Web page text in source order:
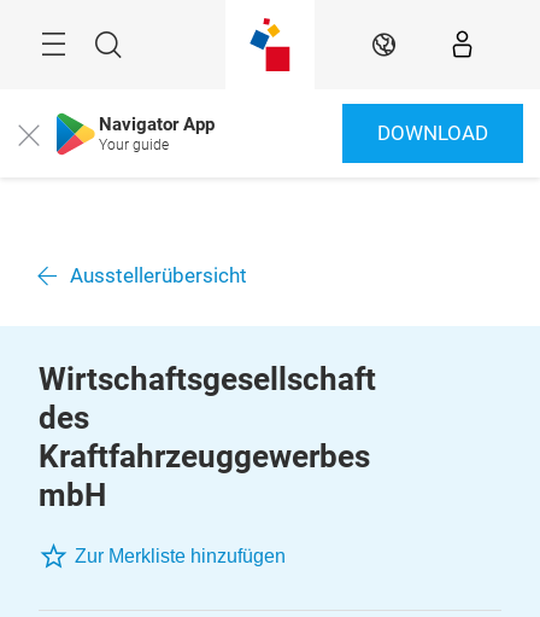
Suche DE
Close Navigator App
Your guide DOWNLOAD
Ausstellerübersicht
Wirtschaftsgesellschaft
des
Kraftfahrzeuggewerbes
mbH
Zur Merkliste hinzufügen